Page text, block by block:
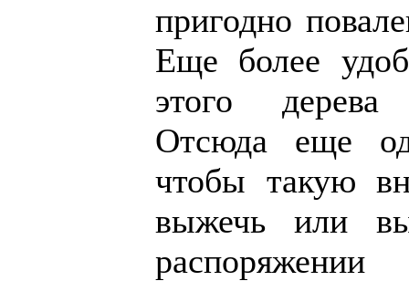
пригодно
Еще более
этого
Отсюда еще
чтобы такую
выжечь или